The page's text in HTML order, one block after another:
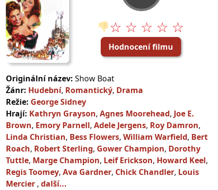
👎☆ ☆ ☆ ☆ ☆
Hodnocení filmu
Originální název: Show Boat
Žánr: Hudební, Romantický, Drama
Režie: George Sidney
Hrají: Kathryn Grayson, Agnes Moorehead, Joe E.
Brown, Emory Parnell, Adele Jergens, Roy Damron,
Linda Christian, Bess Flowers, William Warfield, Bert
Roach, Robert Sterling, Gower Champion, Dorothy
Tuttle, Marge Champion, Leif Erickson, Howard Keel,
Regis Toomey, Ava Gardner, Chick Chandler, Louis
Mercier , další...